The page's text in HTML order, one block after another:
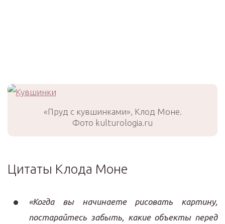
«Пруд с кувшинками», Клод Моне.
Фото kulturologia.ru
Цитаты Клода Моне
«Когда вы начинаете рисовать картину,
постарайтесь забыть, какие объекты перед